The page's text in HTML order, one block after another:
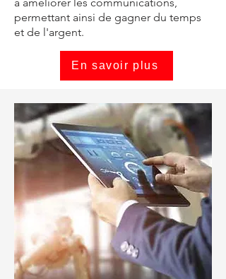
permettant ainsi de gagner du temps
et de l'argent.
En savoir plus